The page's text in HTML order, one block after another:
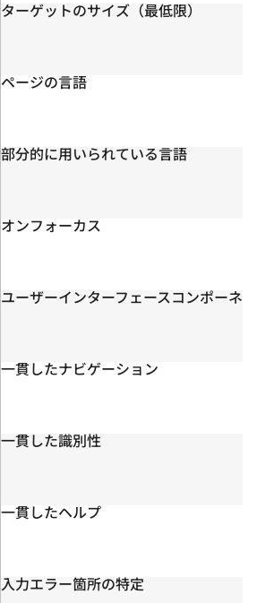
ターゲットのサイズ（最低限）
ページの言語
部分的に用いられている言語
オンフォーカス
ユーザーインターフェースコンポーネ
一貫したナビゲーション
一貫した識別性
一貫したヘルプ
入力エラー箇所の特定